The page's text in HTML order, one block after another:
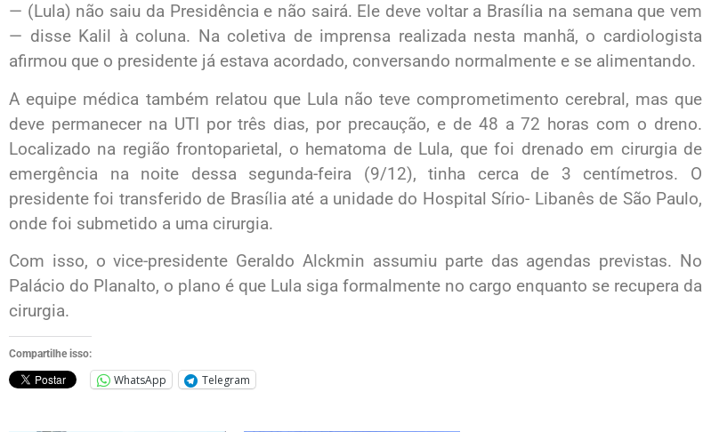
— (Lula) não saiu da Presidência e não sairá. Ele deve voltar a Brasília na semana que vem
— disse Kalil à coluna. Na coletiva de imprensa realizada nesta manhã, o cardiologista
afirmou que o presidente já estava acordado, conversando normalmente e se alimentando.
A equipe médica também relatou que Lula não teve comprometimento cerebral, mas que
deve permanecer na UTI por três dias, por precaução, e de 48 a 72 horas com o dreno.
Localizado na região frontoparietal, o hematoma de Lula, que foi drenado em cirurgia de
emergência na noite dessa segunda-feira (9/12), tinha cerca de 3 centímetros. O
presidente foi transferido de Brasília até a unidade do Hospital Sírio- Libanês de São Paulo,
onde foi submetido a uma cirurgia.
Com isso, o vice-presidente Geraldo Alckmin assumiu parte das agendas previstas. No
Palácio do Planalto, o plano é que Lula siga formalmente no cargo enquanto se recupera da
cirurgia.
Compartilhe isso:
WhatsApp Telegram